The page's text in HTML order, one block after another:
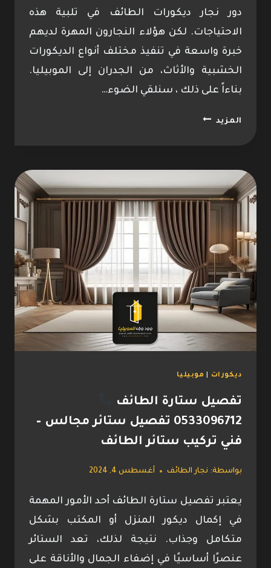
دور نجار ديكورات الطائف في تلبية هذه
الاحتياجات. لكن هؤلاء النجارون المهرة لديهم
خبرة واسعة في تنفيذ مختلف أنواع الديكورات
الخشبية والأثاث، من الجدران إلى الموبيليا.
بناءاً على ذلك ، سنلقي الضوء…
المزيدنجار
0533096712
ديكورات
خشب
–
تركيب
ديكورات
الطائف
ديكورات موبيليا
تفصيل ستارة الطائف
0533096712 تفصيل ستائر مجالس –
فني تركيب ستائر الطائف
بواسطة: نجار الطائف أغسطس 4, 2024
يعتبر تفصيل ستارة الطائف أحد الأمور المهمة
في إكمال ديكور المنزل أو المكتب بشكل
متكامل وجذاب. نتيجة لذلك، تعد الستائر
عنصرًا أساسيًا في إضفاء الجمال والأناقة على